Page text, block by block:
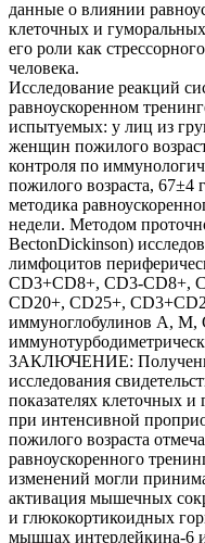
данные о влиянии
клеточных и
его роли как
человека.
Исследование реакций
равноускоренном
испытуемых: у лиц из
женщин пожилого
контроля по
пожилого возраста, 67±4
методика
недели. Методом
BectonDickinson)
лимфоцитов
CD3+CD8+, CD3-CD8+,
CD20+, CD25+,
иммуноглобулинов A, M,
ЗАКЛЮЧЕНИЕ:
исследования
показателях клеточных
при интенсивной
пожилого возраста
равноускоренного
изменений могли
активация мышечных
и глюкокортикоидных
мышцах интерлейкина-6